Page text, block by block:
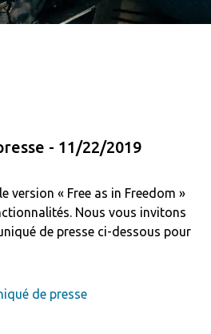
- 11/22/2019
version « Free as in Freedom »
Nous vous invitons
de presse ci-dessous pour
de presse